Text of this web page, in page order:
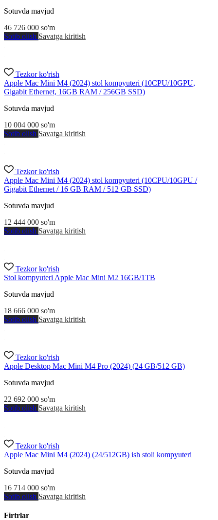
Sotuvda mavjud
46 726 000 so'm
Sotib olish Savatga kiritish
Tezkor ko'rish
Apple Mac Mini M4 (2024) stol kompyuteri (10CPU/10GPU,
Gigabit Ethernet, 16GB RAM / 256GB SSD)
Sotuvda mavjud
10 004 000 so'm
Sotib olish Savatga kiritish
Tezkor ko'rish
Apple Mac Mini M4 (2024) stol kompyuteri (10CPU/10GPU /
Gigabit Ethernet / 16 GB RAM / 512 GB SSD)
Sotuvda mavjud
12 444 000 so'm
Sotib olish Savatga kiritish
Tezkor ko'rish
Stol kompyuteri Apple Mac Mini M2 16GB/1TB
Sotuvda mavjud
18 666 000 so'm
Sotib olish Savatga kiritish
Tezkor ko'rish
Apple Desktop Mac Mini M4 Pro (2024) (24 GB/512 GB)
Sotuvda mavjud
22 692 000 so'm
Sotib olish Savatga kiritish
Tezkor ko'rish
Apple Mac Mini M4 (2024) (24/512GB) ish stoli kompyuteri
Sotuvda mavjud
16 714 000 so'm
Sotib olish Savatga kiritish
Firtrlar